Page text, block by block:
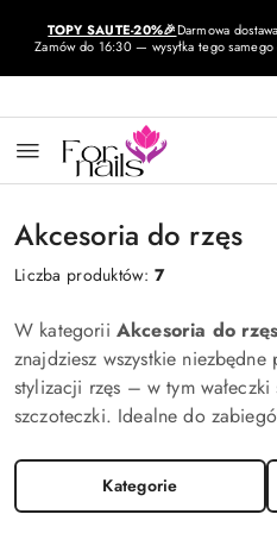
Przejdź do treści
Przejdź do wyszukiwarki
Przejdź do moje konto
Przejdź do menu
Przejdź do stopki
TOPY SAUTE-20%🎉Darmowa
Zamów do 16:30 — wysyłka tego
Akcesoria do rzęs
Liczba produktów:7
W kategorii Akcesoria do rzęs
znajdziesz wszystkie
stylizacji rzęs – w tym
szczoteczki. Idealne do
Kategorie